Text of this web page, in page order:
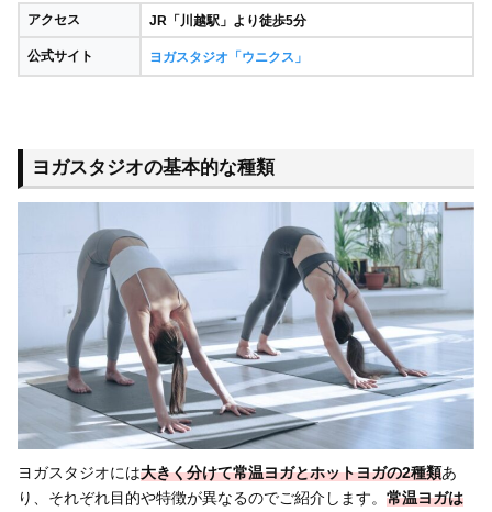
アクセス JR「川越駅」より徒歩5分
公式サイト ヨガスタジオ「ウニクス」
ヨガスタジオの基本的な種類
ヨガスタジオには大きく分けて常温ヨガとホットヨガの2種類あ
り、それぞれ目的や特徴が異なるのでご紹介します。 常温ヨガは